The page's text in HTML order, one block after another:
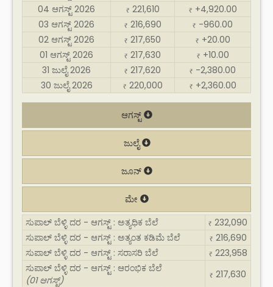
04 ಆಗಸ್ಟ್ 2026
₹ 221,610 ₹ +4,920.00
03 ಆಗಸ್ಟ್ 2026
₹ 216,690 ₹ -960.00
02 ಆಗಸ್ಟ್ 2026
₹ 217,650 ₹ +20.00
01 ಆಗಸ್ಟ್ 2026
₹ 217,630 ₹ +10.00
31 ಜುಲೈ 2026
₹ 217,620 ₹ -2,380.00
30 ಜುಲೈ 2026
₹ 220,000 ₹ +2,360.00
ಆಗಸ್ಟ್
ಜುಲೈ
ಜೂನ್
ಮೇ
ಸುಪಾಲ್ ಬೆಳ್ಳಿ ದರ - ಆಗಸ್ಟ್ : ಅತ್ಯಧಿಕ ಬೆಲೆ
₹ 232,090
ಸುಪಾಲ್ ಬೆಳ್ಳಿ ದರ - ಆಗಸ್ಟ್ : ಅತ್ಯಂತ ಕಡಿಮೆ ಬೆಲೆ
₹ 216,690
ಸುಪಾಲ್ ಬೆಳ್ಳಿ ದರ - ಆಗಸ್ಟ್ : ಸರಾಸರಿ ಬೆಲೆ
₹ 223,958
ಸುಪಾಲ್ ಬೆಳ್ಳಿ ದರ - ಆಗಸ್ಟ್ : ಆರಂಭಿಕ ಬೆಲೆ
(01 ಆಗಸ್ಟ್)
₹ 217,630